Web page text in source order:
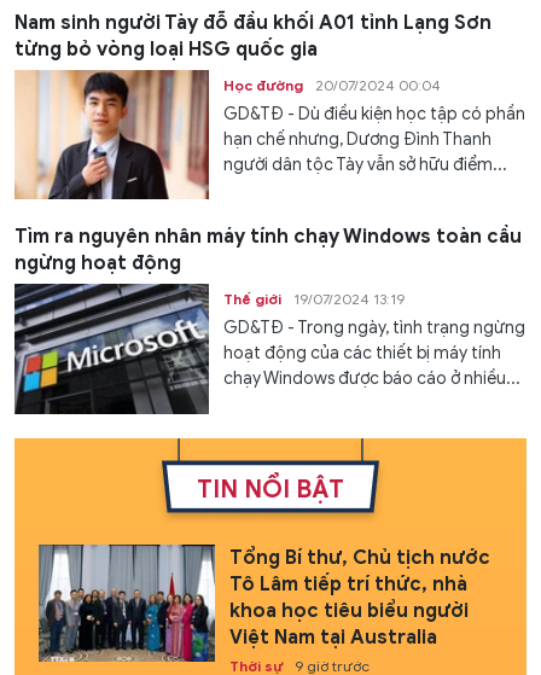
Nam sinh người Tày đỗ đầu khối A01 tỉnh Lạng Sơn
từng bỏ vòng loại HSG quốc gia
Học đường 20/07/2024 00:04
GD&TĐ - Dù điều kiện học tập có phần
hạn chế nhưng, Dương Đình Thanh
người dân tộc Tày vẫn sở hữu điểm...
Tìm ra nguyên nhân máy tính chạy Windows toàn cầu
ngừng hoạt động
Thế giới 19/07/2024 13:19
GD&TĐ - Trong ngày, tình trạng ngừng
hoạt động của các thiết bị máy tính
chạy Windows được báo cáo ở nhiều...
TIN NỔI BẬT
Tổng Bí thư, Chủ tịch nước
Tô Lâm tiếp trí thức, nhà
khoa học tiêu biểu người
Việt Nam tại Australia
Thời sự 9 giờ trước